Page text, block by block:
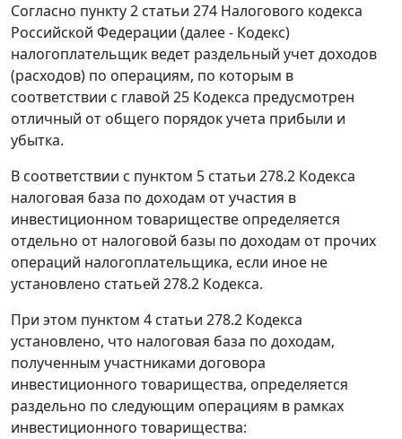
Согласно пункту 2 статьи 274 Налогового кодекса
Российской Федерации (далее - Кодекс)
налогоплательщик ведет раздельный учет доходов
(расходов) по операциям, по которым в
соответствии с главой 25 Кодекса предусмотрен
отличный от общего порядок учета прибыли и
убытка.
В соответствии с пунктом 5 статьи 278.2 Кодекса
налоговая база по доходам от участия в
инвестиционном товариществе определяется
отдельно от налоговой базы по доходам от прочих
операций налогоплательщика, если иное не
установлено статьей 278.2 Кодекса.
При этом пунктом 4 статьи 278.2 Кодекса
установлено, что налоговая база по доходам,
полученным участниками договора
инвестиционного товарищества, определяется
раздельно по следующим операциям в рамках
инвестиционного товарищества: